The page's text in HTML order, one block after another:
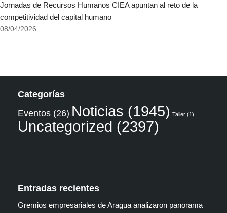
Jornadas de Recursos Humanos CIEA apuntan al reto de la
competitividad del capital humano
08/04/2026
Categorías
Eventos (26) Noticias (1945) Taller (1)
Uncategorized (2397)
Entradas recientes
Gremios empresariales de Aragua analizaron panorama